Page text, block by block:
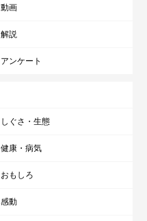
動画
解説
アンケート
しぐさ・生態
健康・病気
おもしろ
感動